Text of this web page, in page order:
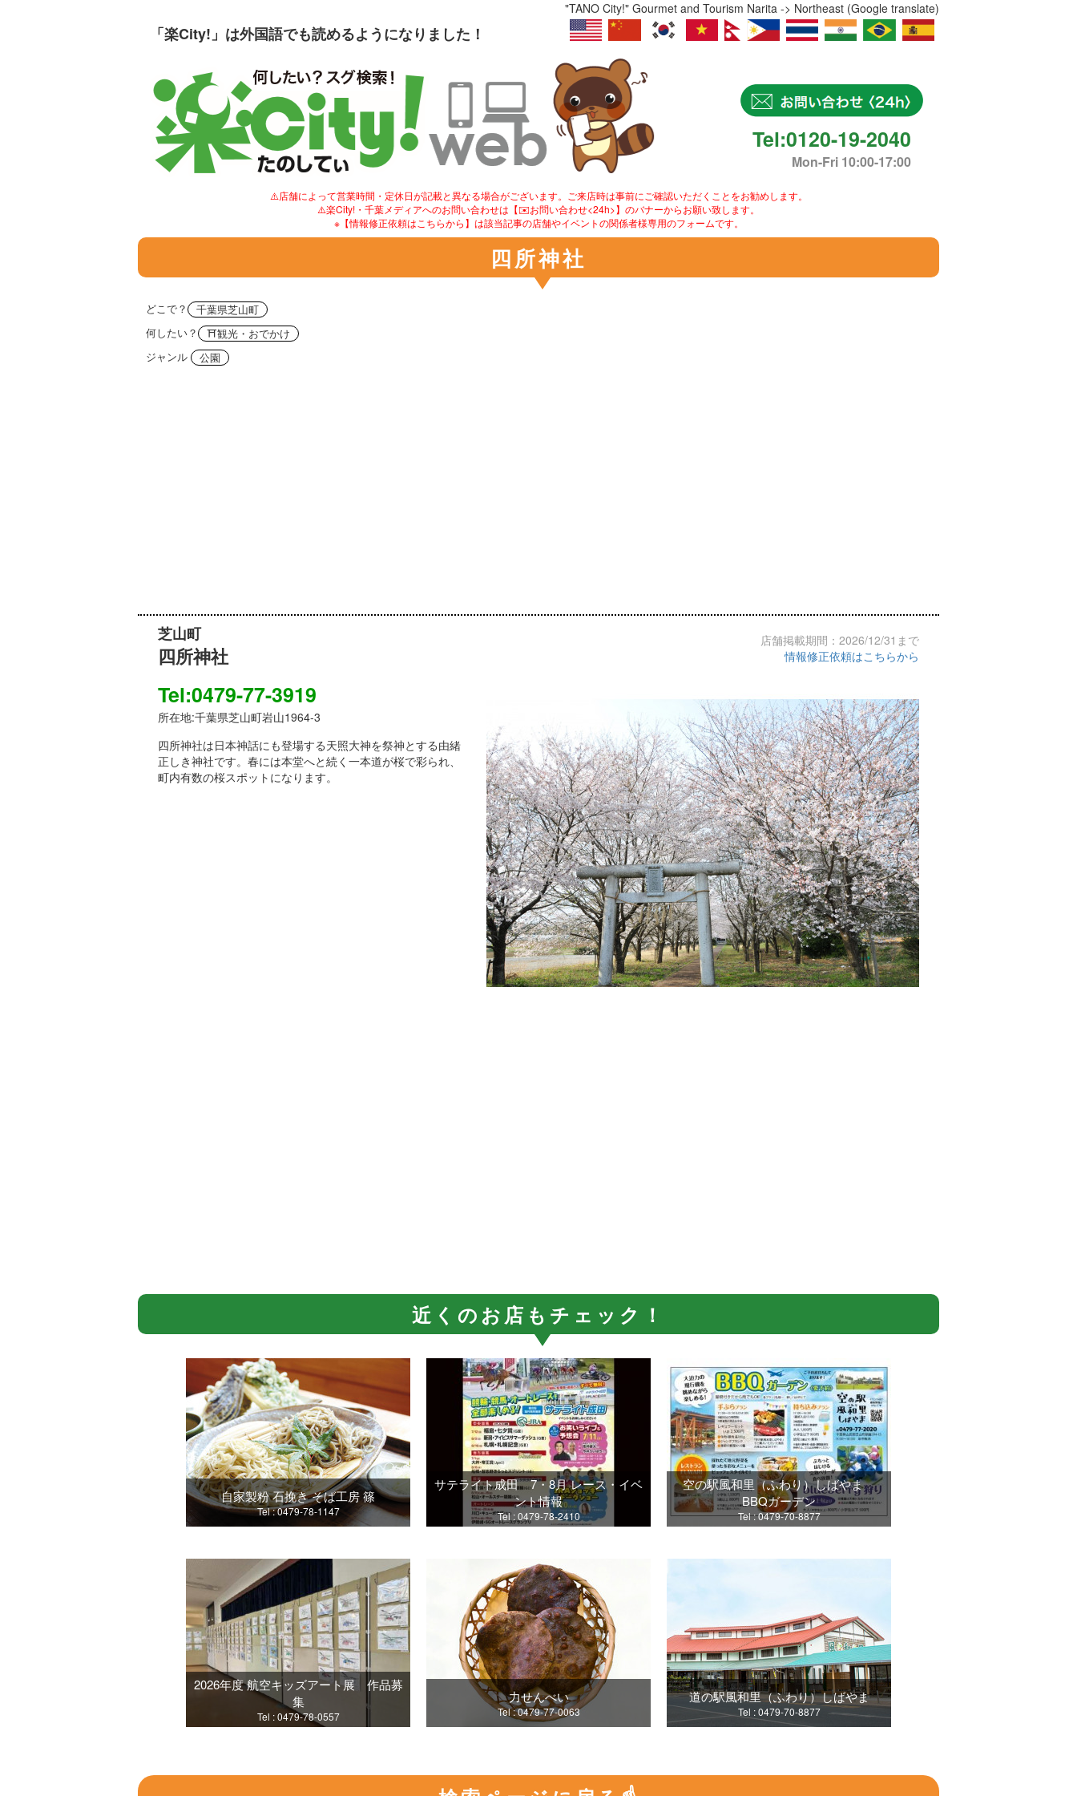
「楽City!」は外国語でも読めるようになりました！
"TANO City!" Gourmet and Tourism Narita -> Northeast (Google translate)
Tel:0120-19-2040
Mon-Fri 10:00-17:00
⚠️店舗によって営業時間・定休日が記載と異なる場合がございます。ご来店時は事前にご確認いただくことをお勧めします。
⚠️楽City!・千葉メディアへのお問い合わせは【✉️お問い合わせ<24h>】のバナーからお願い致します。
※【情報修正依頼はこちらから】は該当記事の店舗やイベントの関係者様専用のフォームです。
四所神社
どこで？
千葉県芝山町
何したい？
⛩観光・おでかけ
ジャンル
公園
芝山町
四所神社
店舗掲載期間：2026/12/31まで
情報修正依頼はこちらから
Tel:0479-77-3919
所在地:千葉県芝山町岩山1964-3
四所神社は日本神話にも登場する天照大神を祭神とする由緒
正しき神社です。春には本堂へと続く一本道が桜で彩られ、
町内有数の桜スポットになります。
近くのお店もチェック！
自家製粉 石挽き そば工房 篠
Tel : 0479-78-1147
サテライト成田 7・8月 レース・イベ
ント情報
Tel : 0479-78-2410
空の駅風和里（ふわり）しばやま
BBQガーデン
Tel : 0479-70-8877
2026年度 航空キッズアート展 作品募
集
Tel : 0479-78-0557
力せんべい
Tel : 0479-77-0063
道の駅風和里（ふわり）しばやま
Tel : 0479-70-8877